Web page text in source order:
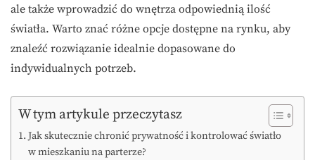
ale także wprowadzić do wnętrza odpowiednią ilość
światła. Warto znać różne opcje dostępne na rynku, aby
znaleźć rozwiązanie idealnie dopasowane do
indywidualnych potrzeb.
W tym artykule przeczytasz
Jak skutecznie chronić prywatność i kontrolować światło
w mieszkaniu na parterze?